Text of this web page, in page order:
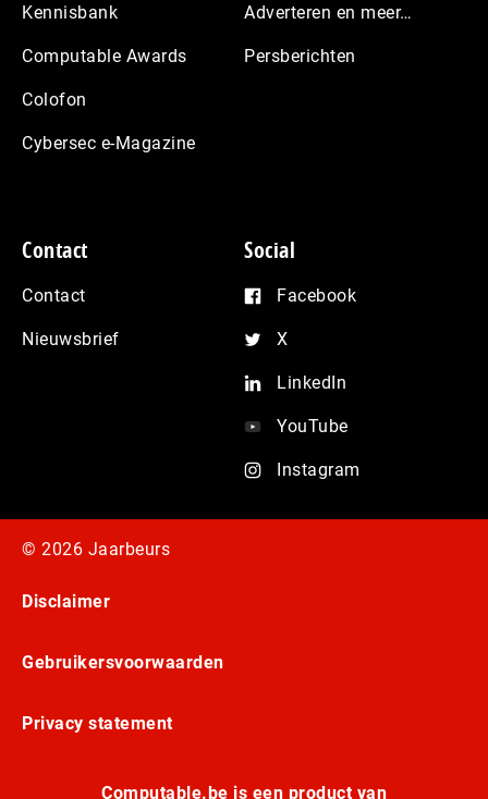
Kennisbank
Computable Awards
Colofon
Cybersec e-Magazine
Adverteren en meer…
Persberichten
Contact
Contact
Nieuwsbrief
Social
Facebook
X
LinkedIn
YouTube
Instagram
© 2026 Jaarbeurs
Disclaimer
Gebruikersvoorwaarden
Privacy statement
Computable.be is een product van